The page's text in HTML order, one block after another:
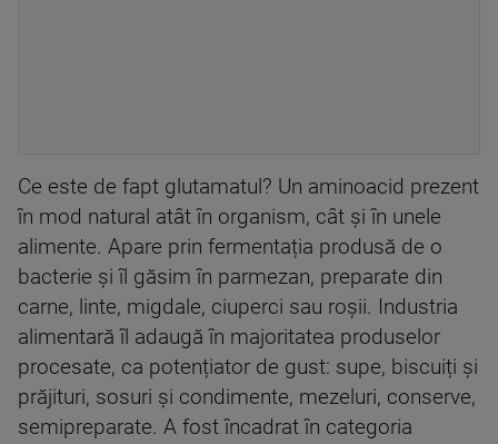
Ce este de fapt glutamatul? Un aminoacid prezent
în mod natural atât în organism, cât și în unele
alimente. Apare prin fermentația produsă de o
bacterie și îl găsim în parmezan, preparate din
carne, linte, migdale, ciuperci sau roșii. Industria
alimentară îl adaugă în majoritatea produselor
procesate, ca potențiator de gust: supe, biscuiți și
prăjituri, sosuri și condimente, mezeluri, conserve,
semipreparate. A fost încadrat în categoria